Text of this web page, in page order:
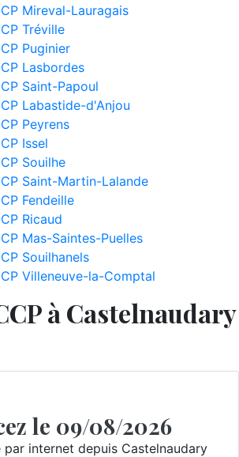
Mireval-Lauragais
Tréville
Puginier
Lasbordes
Saint-Papoul
Labastide-d'Anjou
Peyrens
Issel
Souilhe
Saint-Martin-Lalande
Fendeille
Ricaud
Mas-Saintes-Puelles
Souilhanels
Villeneuve-la-Comptal
à Castelnaudary
le 09/08/2026
par internet depuis Castelnaudary